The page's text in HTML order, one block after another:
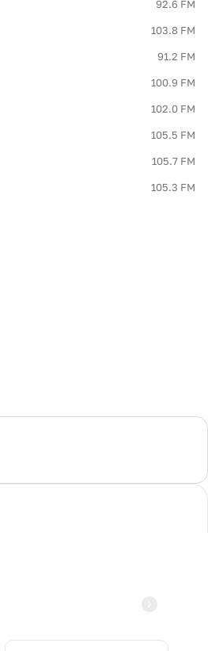
92.6 FM
103.8 FM
91.2 FM
100.9 FM
102.0 FM
105.5 FM
105.7 FM
105.3 FM